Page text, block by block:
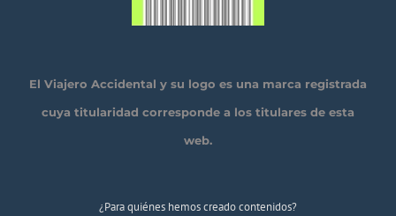
El Viajero Accidental y su logo es una marca registrada
cuya titularidad corresponde a los titulares de esta
web.
¿Para quiénes hemos creado contenidos?